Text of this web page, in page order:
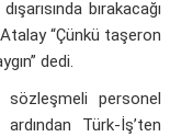
bırakacağı
Atalay “Çünkü taşeron
dedi.
personel
ardından Türk-İş’ten